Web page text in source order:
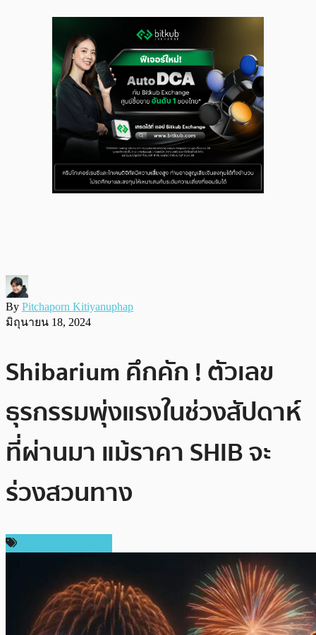
By Pitchaporn Kitiyanuphap
มิถุนายน 18, 2024
Shibarium คึกคัก ! ตัวเลข
ธุรกรรมพุ่งแรงในช่วงสัปดาห์
ที่ผ่านมา แม้ราคา SHIB จะ
ร่วงสวนทาง